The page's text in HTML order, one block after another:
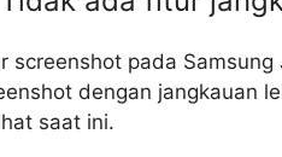
screenshot pada
dengan jangkauan
saat ini.